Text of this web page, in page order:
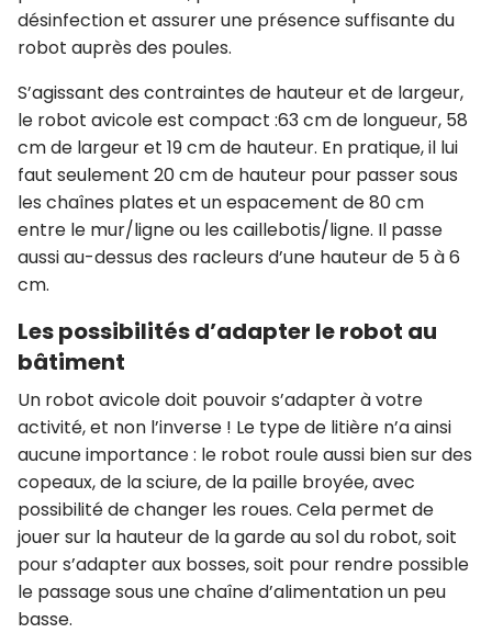
désinfection et assurer une présence suffisante du
robot auprès des poules.
S’agissant des contraintes de hauteur et de largeur,
le robot avicole est compact :63 cm de longueur, 58
cm de largeur et 19 cm de hauteur. En pratique, il lui
faut seulement 20 cm de hauteur pour passer sous
les chaînes plates et un espacement de 80 cm
entre le mur/ligne ou les caillebotis/ligne. Il passe
aussi au-dessus des racleurs d’une hauteur de 5 à 6
cm.
Les possibilités d’adapter le robot au
bâtiment
Un robot avicole doit pouvoir s’adapter à votre
activité, et non l’inverse ! Le type de litière n’a ainsi
aucune importance : le robot roule aussi bien sur des
copeaux, de la sciure, de la paille broyée, avec
possibilité de changer les roues. Cela permet de
jouer sur la hauteur de la garde au sol du robot, soit
pour s’adapter aux bosses, soit pour rendre possible
le passage sous une chaîne d’alimentation un peu
basse.